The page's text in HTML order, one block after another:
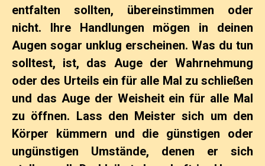
entfalten sollten, übereinstimmen oder
nicht. Ihre Handlungen mögen in deinen
Augen sogar unklug erscheinen. Was du tun
solltest, ist, das Auge der Wahrnehmung
oder des Urteils ein für alle Mal zu schließen
und das Auge der Weisheit ein für alle Mal
zu öffnen. Lass den Meister sich um den
Körper kümmern und die günstigen oder
ungünstigen Umstände, denen er sich